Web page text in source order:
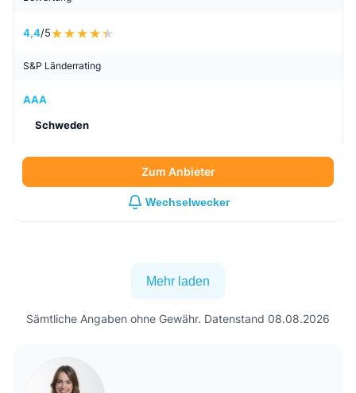
4,4/5
S&P Länderrating
AAA
Schweden
Zum Anbieter
Wechselwecker
Mehr laden
Sämtliche Angaben ohne Gewähr. Datenstand 08.08.2026